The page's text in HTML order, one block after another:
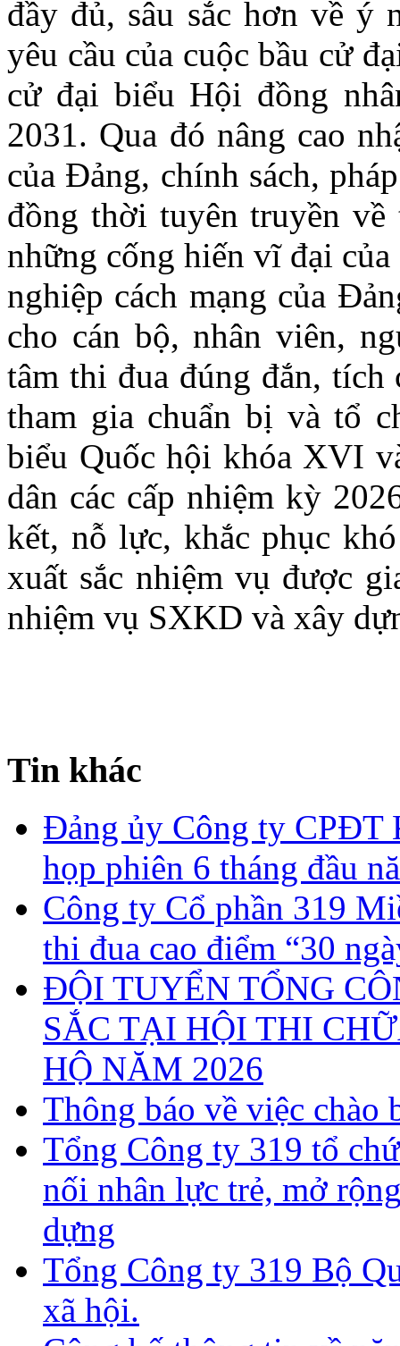
đầy đủ, sâu sắc hơn về ý
yêu cầu của cuộc bầu cử
cử đại biểu Hội đồng
2031. Qua đó nâng cao
của Đảng, chính sách,
đồng thời tuyên truyền
những cống hiến vĩ đại
nghiệp cách mạng của
cho cán bộ, nhân viên,
tâm thi đua đúng đắn, tích
tham gia chuẩn bị và tổ
biểu Quốc hội khóa XVI
dân các cấp nhiệm kỳ
kết, nỗ lực, khắc phục
xuất sắc nhiệm vụ được
nhiệm vụ SXKD và xây
Tin khác
Đảng ủy Công ty CPĐT
họp phiên 6 tháng đầu
Công ty Cổ phần 319
thi đua cao điểm “30
ĐỘI TUYỂN TỔNG
SẮC TẠI HỘI THI
HỘ NĂM 2026
Thông báo về việc chào
Tổng Công ty 319 tổ
nối nhân lực trẻ, mở
dựng
Tổng Công ty 319 Bộ
xã hội.